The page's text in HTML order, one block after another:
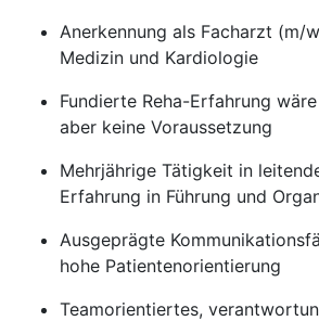
Anerkennung als Facharzt (m/
Medizin und Kardiologie
Fundierte Reha-Erfahrung
aber keine Voraussetzung
Mehrjährige Tätigkeit in
Erfahrung in Führung und
Ausgeprägte
hohe Patientenorientierung
Teamorientiertes,